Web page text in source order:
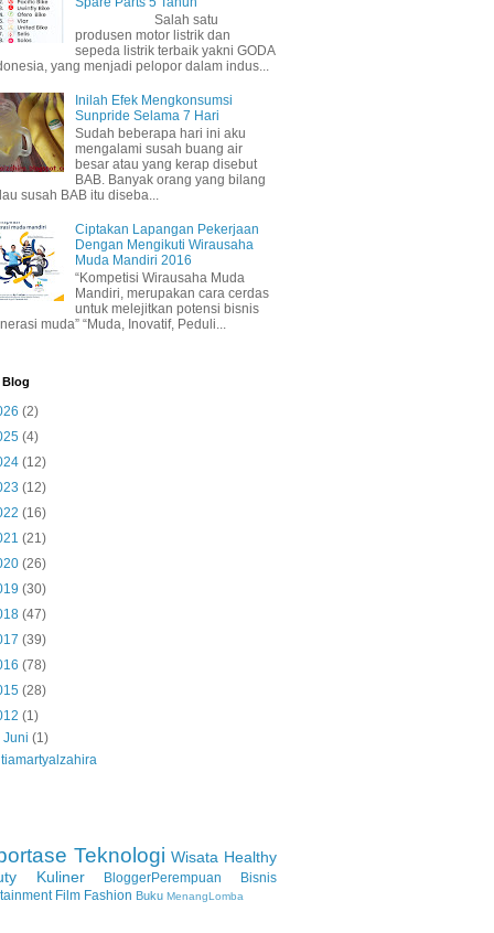
Salah satu
produsen motor listrik dan
sepeda listrik terbaik yakni GODA
yang menjadi pelopor dalam indus...
Inilah Efek Mengkonsumsi
Sunpride Selama 7 Hari
Sudah beberapa hari ini aku
mengalami susah buang air
besar atau yang kerap disebut
BAB. Banyak orang yang bilang
susah BAB itu diseba...
Ciptakan Lapangan Pekerjaan
Dengan Mengikuti Wirausaha
Muda Mandiri 2016
“Kompetisi Wirausaha Muda
Mandiri, merupakan cara cerdas
untuk melejitkan potensi bisnis
muda” “Muda, Inovatif, Peduli...
(2)
(4)
(12)
(12)
(16)
(21)
(26)
(30)
(47)
(39)
(78)
(28)
(1)
Juni(1)
tiamartyalzahira
Teknologi Wisata Healthy
Kuliner BloggerPerempuan
Bisnis
Film Fashion Buku MenangLomba